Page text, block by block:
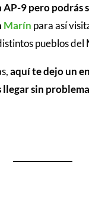
AP-9 pero podrás
Marín para así
pueblos del
aquí te dejo un
llegar sin